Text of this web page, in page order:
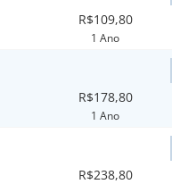
R$109,80
1 Ano
R$178,80
1 Ano
R$238,80